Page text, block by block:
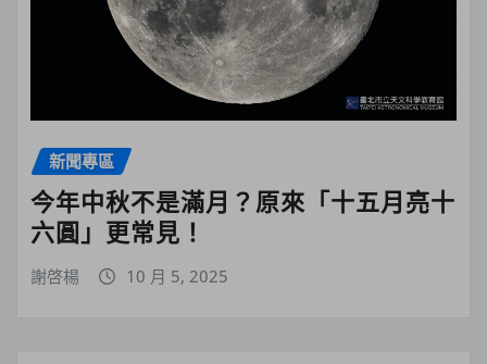
新聞專區
今年中秋不是滿月？原來「十五月亮十
六圓」更常見！
謝啓楊 10 月 5, 2025